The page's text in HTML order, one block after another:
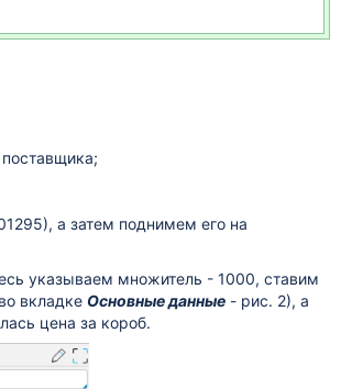
а затем поднимем его на
указываем множитель - 1000, ставим
вкладке Основные данные - рис. 2), а
цена за короб.